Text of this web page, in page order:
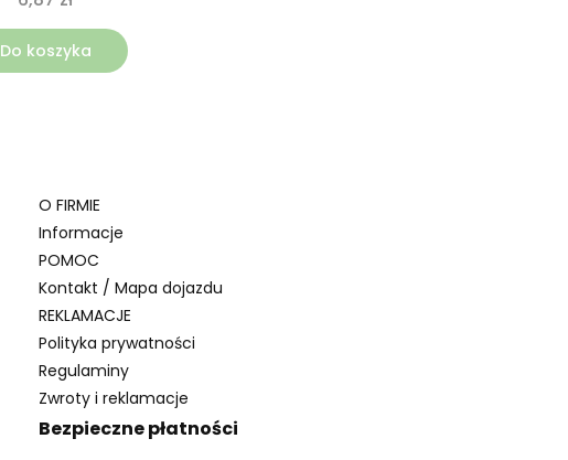
Do koszyka
Linki w stopce
O FIRMIE
Informacje
POMOC
Kontakt / Mapa dojazdu
REKLAMACJE
Polityka prywatności
Regulaminy
Zwroty i reklamacje
Bezpieczne płatności